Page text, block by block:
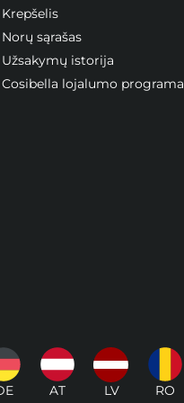
Krepšelis
Norų sąrašas
Užsakymų istorija
Cosibella lojalumo programa
AT LV RO